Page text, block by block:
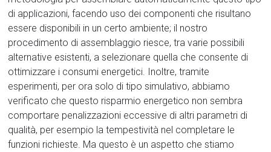
di applicazioni, facendo uso dei componenti che risultano
essere disponibili in un certo ambiente; il nostro
procedimento di assemblaggio riesce, tra varie possibili
alternative esistenti, a selezionare quella che consente di
ottimizzare i consumi energetici. Inoltre, tramite
esperimenti, per ora solo di tipo simulativo, abbiamo
verificato che questo risparmio energetico non sembra
comportare penalizzazioni eccessive di altri parametri di
qualità, per esempio la tempestività nel completare le
funzioni richieste. Ma questo è un aspetto che stiamo